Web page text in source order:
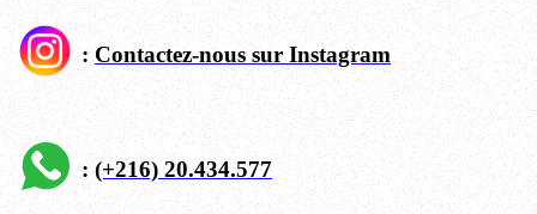
: Contactez-nous sur Instagram
: (+216) 20.434.577